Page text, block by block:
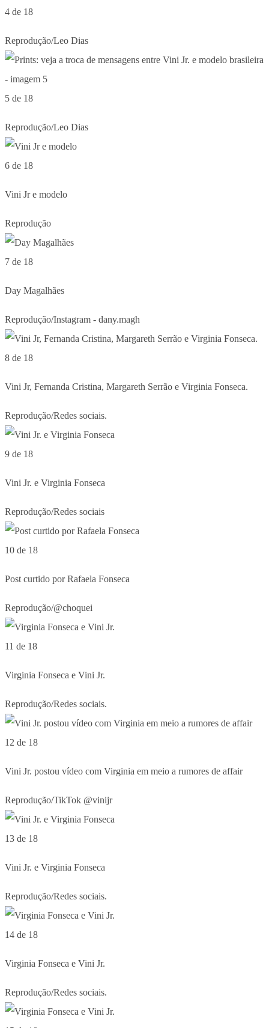
4 de 18
Reprodução/Leo Dias
5 de 18
Reprodução/Leo Dias
6 de 18
Vini Jr e modelo
Reprodução
7 de 18
Day Magalhães
Reprodução/Instagram - dany.magh
8 de 18
Vini Jr, Fernanda Cristina, Margareth Serrão e Virginia Fonseca.
Reprodução/Redes sociais.
9 de 18
Vini Jr. e Virginia Fonseca
Reprodução/Redes sociais
10 de 18
Post curtido por Rafaela Fonseca
Reprodução/@choquei
11 de 18
Virginia Fonseca e Vini Jr.
Reprodução/Redes sociais.
12 de 18
Vini Jr. postou vídeo com Virginia em meio a rumores de affair
Reprodução/TikTok @vinijr
13 de 18
Vini Jr. e Virginia Fonseca
Reprodução/Redes sociais.
14 de 18
Virginia Fonseca e Vini Jr.
Reprodução/Redes sociais.